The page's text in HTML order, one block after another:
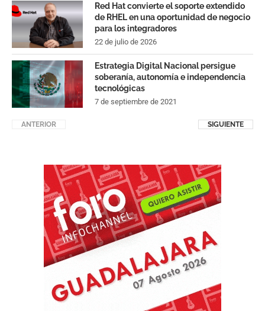
Red Hat convierte el soporte extendido
de RHEL en una oportunidad de negocio
para los integradores
22 de julio de 2026
Estrategia Digital Nacional persigue
soberanía, autonomía e independencia
tecnológicas
7 de septiembre de 2021
ANTERIOR SIGUIENTE